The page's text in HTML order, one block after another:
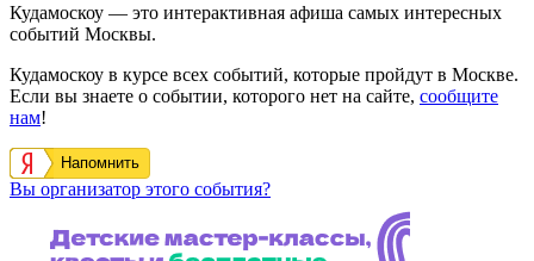
Кудамоскоу — это интерактивная афиша самых интересных
событий Москвы.
Кудамоскоу в курсе всех событий, которые пройдут в Москве.
Если вы знаете о событии, которого нет на сайте, сообщите
нам!
Напомнить
Вы организатор этого события?